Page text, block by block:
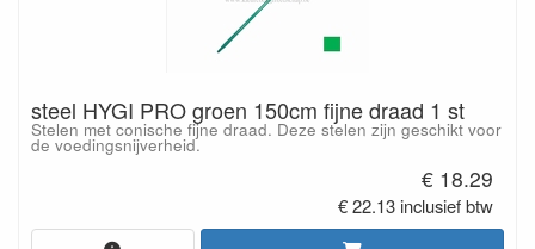
steel HYGI PRO groen 150cm fijne draad 1 st
Stelen met conische fijne draad. Deze stelen zijn geschikt voor
de voedingsnijverheid.
€ 18.29
€ 22.13 inclusief btw